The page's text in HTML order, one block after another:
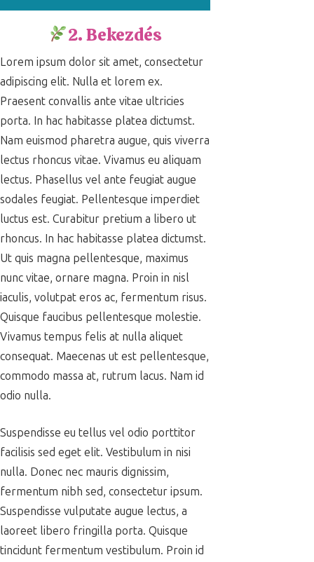
2. Bekezdés
Lorem ipsum dolor sit amet, consectetur
adipiscing elit. Nulla et lorem ex.
Praesent convallis ante vitae ultricies
porta. In hac habitasse platea dictumst.
Nam euismod pharetra augue, quis viverra
lectus rhoncus vitae. Vivamus eu aliquam
lectus. Phasellus vel ante feugiat augue
sodales feugiat. Pellentesque imperdiet
luctus est. Curabitur pretium a libero ut
rhoncus. In hac habitasse platea dictumst.
Ut quis magna pellentesque, maximus
nunc vitae, ornare magna. Proin in nisl
iaculis, volutpat eros ac, fermentum risus.
Quisque faucibus pellentesque molestie.
Vivamus tempus felis at nulla aliquet
consequat. Maecenas ut est pellentesque,
commodo massa at, rutrum lacus. Nam id
odio nulla.
Suspendisse eu tellus vel odio porttitor
facilisis sed eget elit. Vestibulum in nisi
nulla. Donec nec mauris dignissim,
fermentum nibh sed, consectetur ipsum.
Suspendisse vulputate augue lectus, a
laoreet libero fringilla porta. Quisque
tincidunt fermentum vestibulum. Proin id